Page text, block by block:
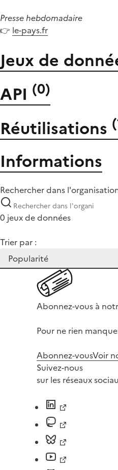
Presse hebdomadaire
👉 le-pays.fr
Jeux de
API (0)
Réutilisations (
Informations
Rechercher dans
0 jeux de données
Trier par :
Abonnez-vous à
Pour ne rien
Abonnez-vousVoir
Suivez-nous
sur les réseaux